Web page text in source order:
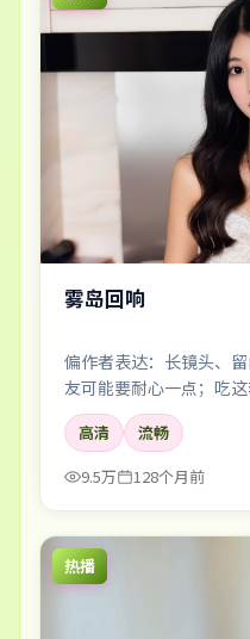
雾岛回响
偏作者表达：长镜头、
友可能要耐心一点；吃这
高清
流畅
9.5万
128个月前
热播